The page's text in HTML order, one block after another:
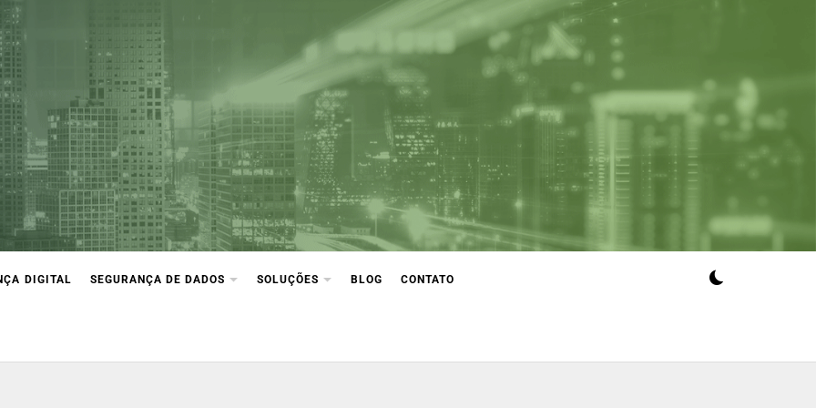
Digital
e compliance
DIGITAL SEGURANÇA DE DADOS SOLUÇÕES BLOG CONTATO